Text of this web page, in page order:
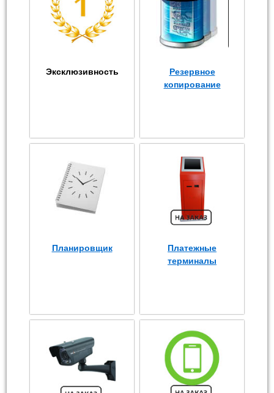
Эксклюзивность
Резервное
копирование
Планировщик
Платежные
терминалы